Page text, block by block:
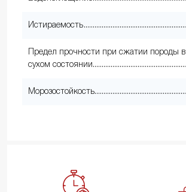
Истираемость
Предел прочности при сжатии породы в
сухом состоянии
Морозостойкость